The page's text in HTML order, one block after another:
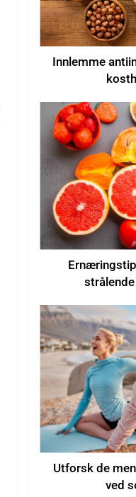
Innlemme
Utforsk de
ved